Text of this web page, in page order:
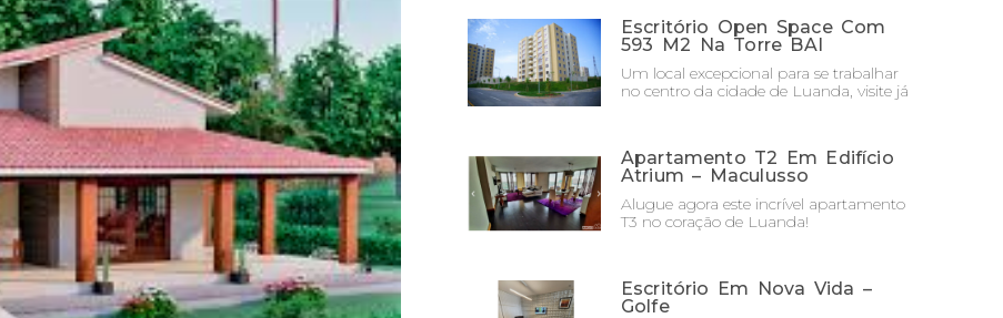
Escritório Open Space Com
593 M2 Na Torre BAI
Um local excepcional para se trabalhar
no centro da cidade de Luanda, visite já
Apartamento T2 Em Edifício
Atrium – Maculusso
Alugue agora este incrível apartamento
T3 no coração de Luanda!
Escritório Em Nova Vida –
Golfe